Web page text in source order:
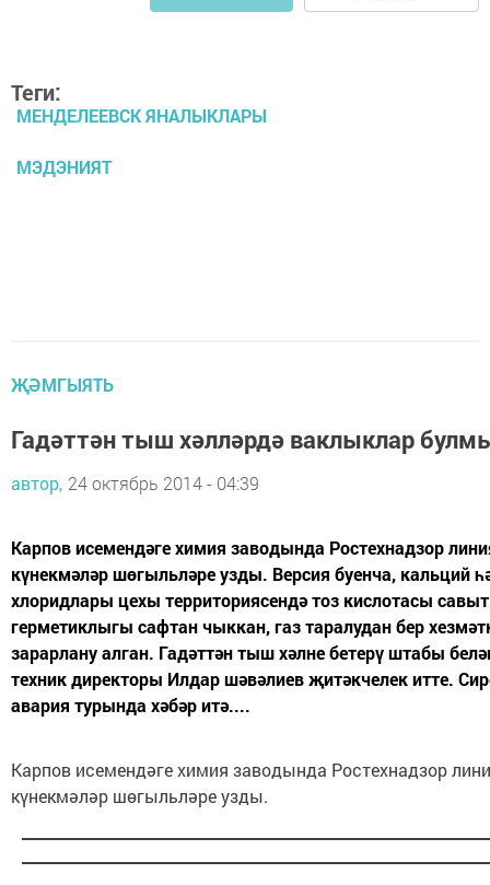
Теги:
МЕНДЕЛЕЕВСК ЯНАЛЫКЛАРЫ
МЭДЭНИЯТ
ҖӘМГЫЯТЬ
Гадәттән тыш хәлләрдә ваклыклар
автор, 24 октябрь 2014 - 04:39
Карпов исемендәге химия заводында Ростехнадзор
күнекмәләр шөгыльләре узды. Версия буенча, кальций
хлоридлары цехы территориясендә тоз кислотасы
герметиклыгы сафтан чыккан, газ таралудан бер
зарарлану алган. Гадәттән тыш хәлне бетерү штабы
техник директоры Илдар шәвәлиев җитәкчелек итте.
авария турында хәбәр итә....
Карпов исемендәге химия заводында Ростехнадзор
күнекмәләр шөгыльләре узды.